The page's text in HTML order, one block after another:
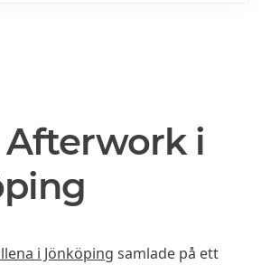
Afterwork i
i Jönköping samlade på ett